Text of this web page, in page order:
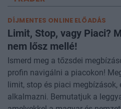
DÍJMENTES ONLINE ELŐADÁS
Limit, Stop, vagy Piaci?
nem lősz mellé!
Ismerd meg a tőzsdei
profin navigálni a piacokon!
limit, stop és piaci megbízások,
alkalmazni. Bemutatjuk a